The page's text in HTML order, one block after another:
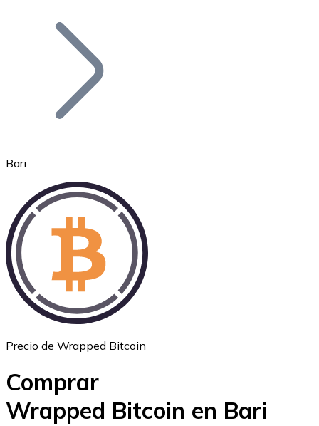
Bitcoin
Ethereum
Bari
Precio de Wrapped Bitcoin
Comprar
Wrapped Bitcoin en Bari